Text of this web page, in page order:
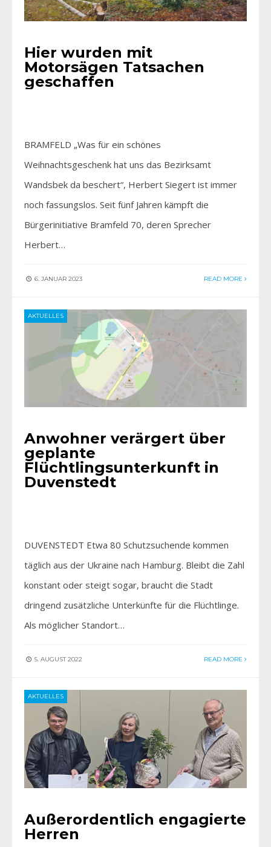
Hier wurden mit
Motorsägen Tatsachen
geschaffen
BRAMFELD „Was für ein schönes
Weihnachtsgeschenk hat uns das Bezirksamt
Wandsbek da beschert“, Herbert Siegert ist immer
noch fassungslos. Seit fünf Jahren kämpft die
Bürgerinitiative Bramfeld 70, deren Sprecher
Herbert…
6. JANUAR 2023 READ MORE
AKTUELLES
Anwohner verärgert über
geplante
Flüchtlingsunterkunft in
Duvenstedt
DUVENSTEDT Etwa 80 Schutzsuchende kommen
täglich aus der Ukraine nach Hamburg. Bleibt die Zahl
konstant oder steigt sogar, braucht die Stadt
dringend zusätzliche Unterkünfte für die Flüchtlinge.
Als möglicher Standort…
5. AUGUST 2022 READ MORE
AKTUELLES
Außerordentlich engagierte
Herren